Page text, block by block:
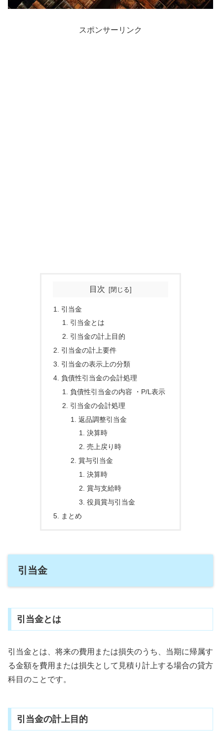
スポンサーリンク
目次
引当金
引当金とは
引当金の計上目的
引当金の計上要件
引当金の表示上の分類
負債性引当金の会計処理
負債性引当金の内容 ・P/L表示
引当金の会計処理
返品調整引当金
決算時
売上戻り時
賞与引当金
決算時
賞与支給時
役員賞与引当金
まとめ
引当金
引当金とは
引当金とは、将来の費用または損失のうち、当期に帰属す
る金額を費用または損失として見積り計上する場合の貸方
科目のことです。
引当金の計上目的